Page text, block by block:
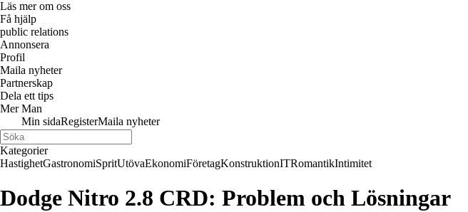
Läs mer om oss
Få hjälp
public relations
Annonsera
Profil
Maila nyheter
Partnerskap
Dela ett tips
Mer Man
Min sidaRegisterMaila nyheter
Kategorier
HastighetGastronomiSpritUtövaEkonomiFöretagKonstruktionITRomantikIntimitet
Dodge Nitro 2.8 CRD: Problem och Lösningar